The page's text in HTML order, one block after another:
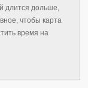
длится дольше,
чтобы карта
время на